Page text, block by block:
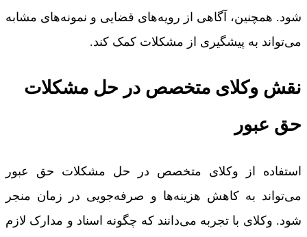
شود. همچنین، آگاهی از رویه‌های قضایی و نمونه‌های مشابه
می‌تواند به پیشگیری از مشکلات کمک کند.
نقش وکلای متخصص در حل مشکلات
حق عبور
استفاده از وکلای متخصص در حل مشکلات حق عبور
می‌تواند به کاهش هزینه‌ها و صرفه‌جویی در زمان منجر
شود. وکلای با تجربه می‌دانند که چگونه اسناد و مدارک لازم